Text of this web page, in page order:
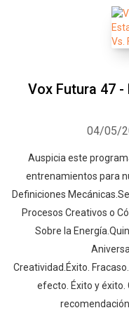
Vox Futura 47
04/05/
Auspicia este
entrenamientos para
Definiciones
Procesos Creativos o
Sobre la
Creatividad.Éxito.
efecto. Éxito y éxito.